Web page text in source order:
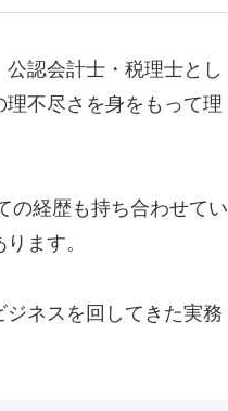
認会計士・税理士とし
不尽さを身をもって理
の経歴も持ち合わせてい
ます。
ネスを回してきた実務